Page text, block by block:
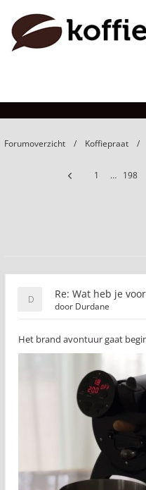
Wat heb je voor
Forumoverzicht Koffiepraat
1 … 198
Re: Wat heb je
door Durdane
Het brand avontuur gaat